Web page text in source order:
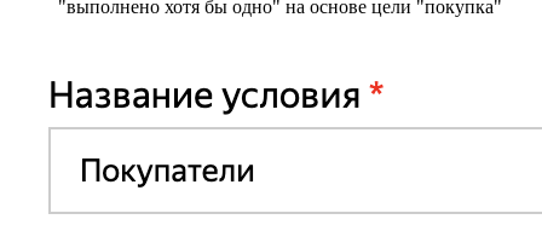
"выполнено хотя бы одно" на основе цели "покупка"